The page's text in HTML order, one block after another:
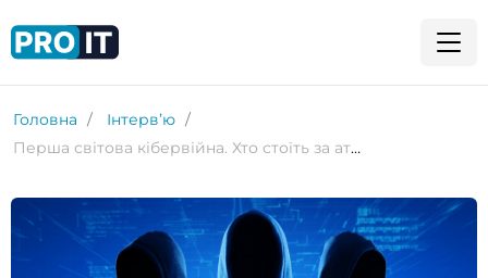
Головна
Інтервʼю
Перша світова кібервійна. Хто стоїть за атакою на «Київстар» та як Україна може протистояти хакерам